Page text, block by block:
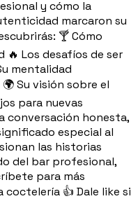
y cómo la
marcaron su
🍸 Cómo
🔥 Los desafíos de ser
mentalidad
Su visión sobre el
para nuevas
conversación honesta,
especial al
las historias
del bar profesional,
para más
👍 Dale like si